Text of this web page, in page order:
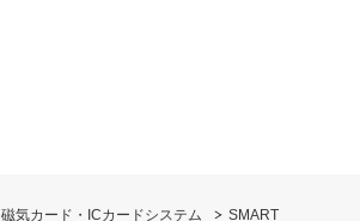
磁気カード・ICカードシステム
SMART